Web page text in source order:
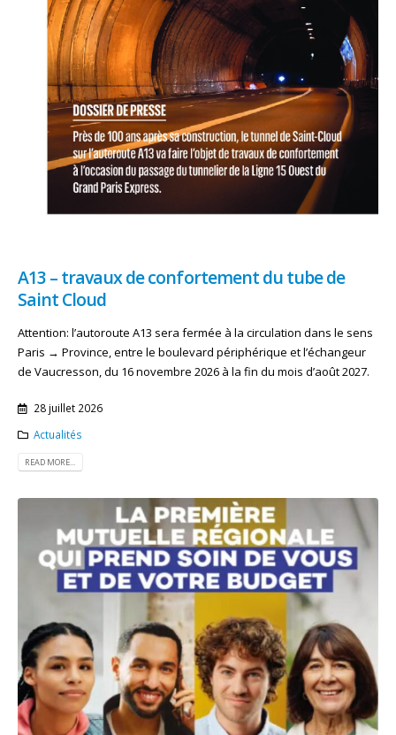
A13 – travaux de confortement du tube de
Saint Cloud
Attention: l’autoroute A13 sera fermée à la circulation dans le sens
Paris → Province, entre le boulevard périphérique et l’échangeur
de Vaucresson, du 16 novembre 2026 à la fin du mois d’août 2027.
28 juillet 2026
Actualités
READ MORE...